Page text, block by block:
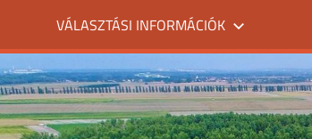
VÁLASZTÁSI INFORMÁCIÓK